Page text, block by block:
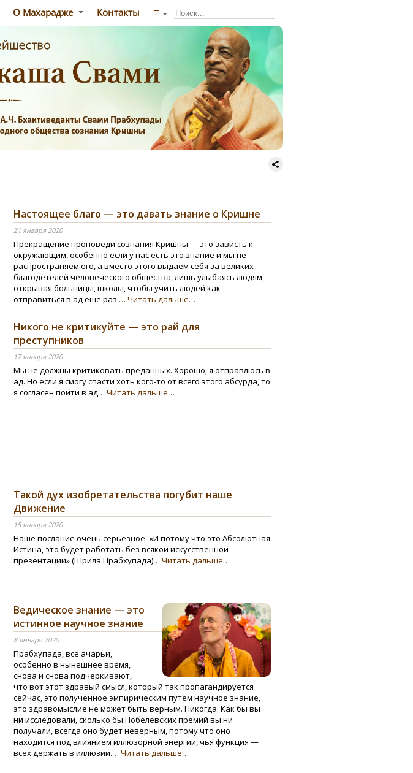
О Махарадже Контакты ☰
Настоящее благо — это давать знание о Кришне
21 января 2020
Прекращение проповеди сознания Кришны — это зависть к
окружающим, особенно если у нас есть это знание и мы не
распространяем его, а вместо этого выдаем себя за великих
благодетелей человеческого общества, лишь улыбаясь людям,
открывая больницы, школы, чтобы учить людей как
отправиться в ад ещё раз.… Читать дальше…
Никого не критикуйте — это рай для
преступников
17 января 2020
Мы не должны критиковать преданных. Хорошо, я отправлюсь в
ад. Но если я смогу спасти хоть кого-то от всего этого абсурда, то
я согласен пойти в ад… Читать дальше…
Такой дух изобретательства погубит наше
Движение
15 января 2020
Наше послание очень серьёзное. «И потому что это Абсолютная
Истина, это будет работать без всякой искусственной
презентации» (Шрила Прабхупада)… Читать дальше…
Ведическое знание — это
истинное научное знание
8 января 2020
Прабхупада, все ачарьи,
особенно в нынешнее время,
снова и снова подчеркивают,
что вот этот здравый смысл, который так пропагандируется
сейчас, это полученное эмпирическим путем научное знание,
это здравомыслие не может быть верным. Никогда. Как бы вы
ни исследовали, сколько бы Нобелевских премий вы ни
получали, всегда оно будет неверным, потому что оно
находится под влиянием иллюзорной энергии, чья функция —
всех держать в иллюзии.… Читать дальше…